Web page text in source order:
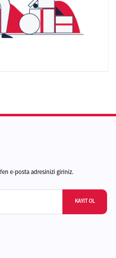
e-posta adresinizi giriniz.
KAYIT OL